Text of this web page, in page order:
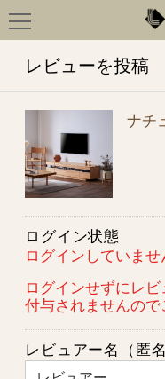
レビューを投稿
ナチ
ログイン状態
ログインしていませ
ログインせずにレ
付与されませんので
レビュアー名（匿名